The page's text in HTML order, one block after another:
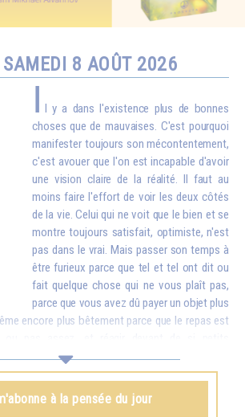
SAMEDI 8 AOÛT 2026
I l y a dans l'existence plus de bonnes
choses que de mauvaises. C'est pourquoi
manifester toujours son mécontentement,
c'est avouer que l'on est incapable d'avoir
une vision claire de la réalité. Il faut au
moins faire l'effort de voir les deux côtés
de la vie. Celui qui ne voit que le bien et se
montre toujours satisfait, optimiste, n'est
pas dans le vrai. Mais passer son temps à
être furieux parce que tel et tel ont dit ou
fait quelque chose qui ne vous plaît pas,
parce que vous avez dû payer un objet plus
encore plus bêtement parce que le repas est
si c'étaient des catastrophes, cela finit par vous
donc en balance ces détails avec toutes les
la vie. Quand vous vous apercevrez que,
vous êtes prêt à oublier combien il y a de
à la pensée du jour